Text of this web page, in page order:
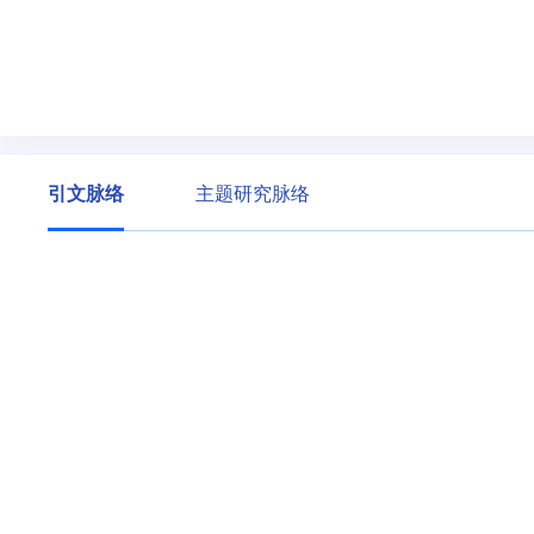
引文脉络 主题研究脉络